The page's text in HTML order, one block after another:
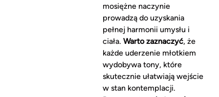
mosiężne naczynie
prowadzą do uzyskania
pełnej harmonii umysłu i
ciała. Warto zaznaczyć, że
każde uderzenie młotkiem
wydobywa tony, które
skutecznie ułatwiają wejście
w stan kontemplacji.